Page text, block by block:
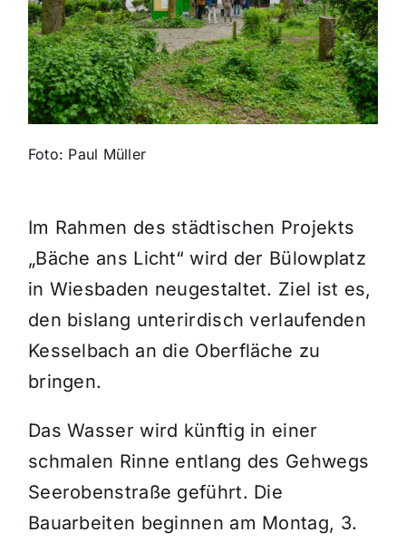
Foto: Paul Müller
Im Rahmen des städtischen Projekts
„Bäche ans Licht“ wird der Bülowplatz
in Wiesbaden neugestaltet. Ziel ist es,
den bislang unterirdisch verlaufenden
Kesselbach an die Oberfläche zu
bringen.
Das Wasser wird künftig in einer
schmalen Rinne entlang des Gehwegs
Seerobenstraße geführt. Die
Bauarbeiten beginnen am Montag, 3.